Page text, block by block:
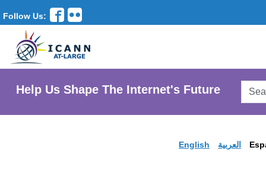
Follow Us:
Help Us Shape The Internet's Future
English العربية